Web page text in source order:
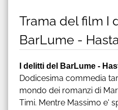
Trama del film I
BarLume -
I delitti del BarLume -
Dodicesima commedia
mondo dei romanzi di
Timi. Mentre Massimo e'